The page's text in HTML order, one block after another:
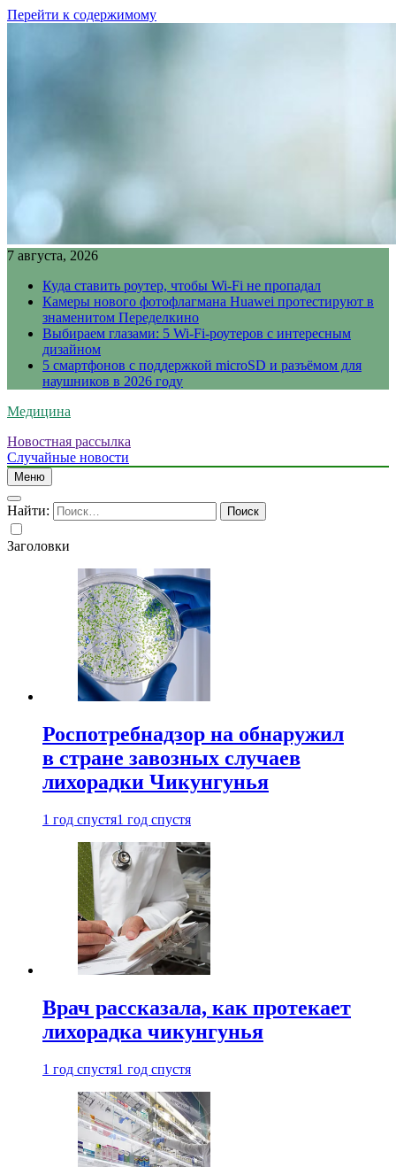
Перейти к содержимому
7 августа, 2026
Куда ставить роутер, чтобы Wi-Fi не пропадал
Камеры нового фотофлагмана Huawei протестируют в
знаменитом Переделкино
Выбираем глазами: 5 Wi-Fi-роутеров с интересным
дизайном
5 смартфонов с поддержкой microSD и разъёмом для
наушников в 2026 году
Медицина
Новостная рассылка
Случайные новости
Меню
Найти:
Заголовки
Роспотребнадзор на обнаружил
в стране завозных случаев
лихорадки Чикунгунья
1 год спустя1 год спустя
Врач рассказала, как протекает
лихорадка чикунгунья
1 год спустя1 год спустя